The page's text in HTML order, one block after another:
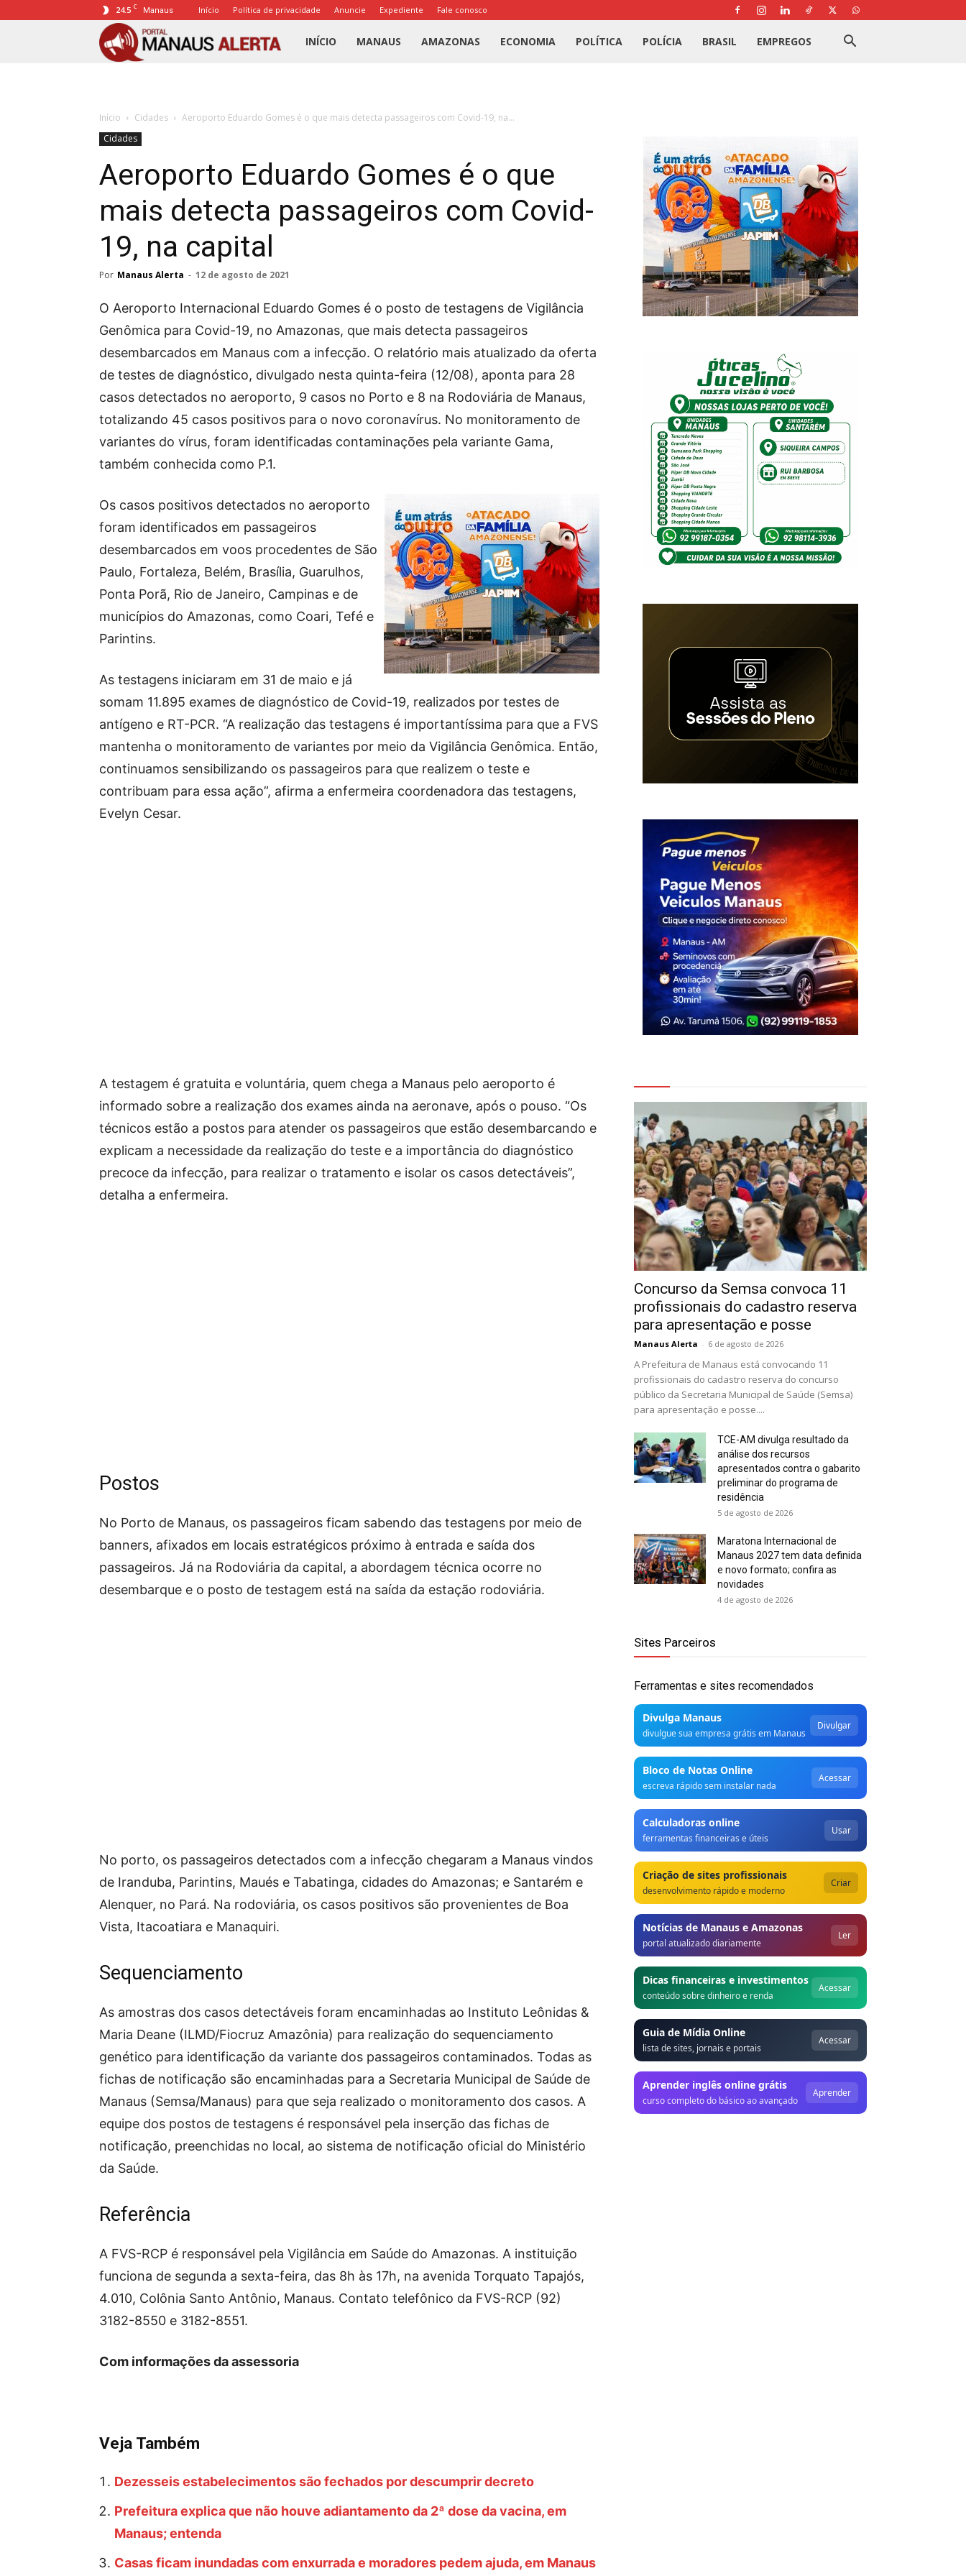
24.5 C Manaus Início Política de privacidade Anuncie Expediente Fale conosco
Portal
Alerta
INÍCIO MANAUS AMAZONAS ECONOMIA POLÍTICA POLÍCIA BRASIL EMPREGOS
Início Cidades
Aeroporto Eduardo Gomes é o que mais detecta passageiros com Covid-19, na...
Cidades
Aeroporto Eduardo Gomes é o que
mais detecta passageiros com Covid-
19, na capital
Por Manaus Alerta - 12 de agosto de 2021
O Aeroporto Internacional Eduardo Gomes é o posto de testagens de Vigilância
Genômica para Covid-19, no Amazonas, que mais detecta passageiros
desembarcados em Manaus com a infecção. O relatório mais atualizado da oferta
de testes de diagnóstico, divulgado nesta quinta-feira (12/08), aponta para 28
casos detectados no aeroporto, 9 casos no Porto e 8 na Rodoviária de Manaus,
totalizando 45 casos positivos para o novo coronavírus. No monitoramento de
variantes do vírus, foram identificadas contaminações pela variante Gama,
também conhecida como P.1.
Os casos positivos detectados no aeroporto
foram identificados em passageiros
desembarcados em voos procedentes de São
Paulo, Fortaleza, Belém, Brasília, Guarulhos,
Ponta Porã, Rio de Janeiro, Campinas e de
municípios do Amazonas, como Coari, Tefé e
Parintins.
As testagens iniciaram em 31 de maio e já
somam 11.895 exames de diagnóstico de Covid-19, realizados por testes de
antígeno e RT-PCR. “A realização das testagens é importantíssima para que a FVS
mantenha o monitoramento de variantes por meio da Vigilância Genômica. Então,
continuamos sensibilizando os passageiros para que realizem o teste e
contribuam para essa ação”, afirma a enfermeira coordenadora das testagens,
Evelyn Cesar.
A testagem é gratuita e voluntária, quem chega a Manaus pelo aeroporto é
informado sobre a realização dos exames ainda na aeronave, após o pouso. “Os
técnicos estão a postos para atender os passageiros que estão desembarcando e
explicam a necessidade da realização do teste e a importância do diagnóstico
precoce da infecção, para realizar o tratamento e isolar os casos detectáveis”,
detalha a enfermeira.
Postos
No Porto de Manaus, os passageiros ficam sabendo das testagens por meio de
banners, afixados em locais estratégicos próximo à entrada e saída dos
passageiros. Já na Rodoviária da capital, a abordagem técnica ocorre no
desembarque e o posto de testagem está na saída da estação rodoviária.
No porto, os passageiros detectados com a infecção chegaram a Manaus vindos
de Iranduba, Parintins, Maués e Tabatinga, cidades do Amazonas; e Santarém e
Alenquer, no Pará. Na rodoviária, os casos positivos são provenientes de Boa
Vista, Itacoatiara e Manaquiri.
Sequenciamento
As amostras dos casos detectáveis foram encaminhadas ao Instituto Leônidas &
Maria Deane (ILMD/Fiocruz Amazônia) para realização do sequenciamento
genético para identificação da variante dos passageiros contaminados. Todas as
fichas de notificação são encaminhadas para a Secretaria Municipal de Saúde de
Manaus (Semsa/Manaus) para que seja realizado o monitoramento dos casos. A
equipe dos postos de testagens é responsável pela inserção das fichas de
notificação, preenchidas no local, ao sistema de notificação oficial do Ministério
da Saúde.
Referência
A FVS-RCP é responsável pela Vigilância em Saúde do Amazonas. A instituição
funciona de segunda a sexta-feira, das 8h às 17h, na avenida Torquato Tapajós,
4.010, Colônia Santo Antônio, Manaus. Contato telefônico da FVS-RCP (92)
3182-8550 e 3182-8551.
Com informações da assessoria
Veja Também
Dezesseis estabelecimentos são fechados por descumprir decreto
Prefeitura explica que não houve adiantamento da 2ª dose da vacina, em
Manaus; entenda
Casas ficam inundadas com enxurrada e moradores pedem ajuda, em Manaus
Concurso da Semsa convoca 11
profissionais do cadastro reserva
para apresentação e posse
Manaus Alerta - 6 de agosto de 2026
A Prefeitura de Manaus está convocando 11
profissionais do cadastro reserva do concurso
público da Secretaria Municipal de Saúde (Semsa)
para apresentação e posse....
TCE-AM divulga resultado da
análise dos recursos
apresentados contra o gabarito
preliminar do programa de
residência
5 de agosto de 2026
Maratona Internacional de
Manaus 2027 tem data definida
e novo formato; confira as
novidades
4 de agosto de 2026
Sites Parceiros
Ferramentas e sites recomendados
Divulga Manaus
divulgue sua empresa grátis em Manaus
Divulgar
Bloco de Notas Online
escreva rápido sem instalar nada
Acessar
Calculadoras online
ferramentas financeiras e úteis
Usar
Criação de sites profissionais
desenvolvimento rápido e moderno
Criar
Notícias de Manaus e Amazonas
portal atualizado diariamente
Ler
Dicas financeiras e investimentos
conteúdo sobre dinheiro e renda
Acessar
Guia de Mídia Online
lista de sites, jornais e portais
Acessar
Aprender inglês online grátis
curso completo do básico ao avançado
Aprender